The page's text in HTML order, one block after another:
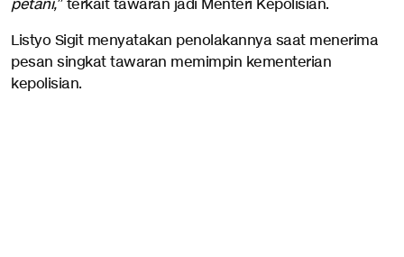
petani,” terkait tawaran jadi Menteri Kepolisian.
Listyo Sigit menyatakan penolakannya saat menerima
pesan singkat tawaran memimpin kementerian
kepolisian.